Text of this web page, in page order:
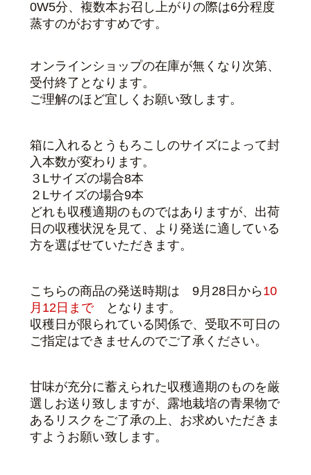
0W5分、複数本お召し上がりの際は6分程度
蒸すのがおすすめです。
オンラインショップの在庫が無くなり次第、
受付終了となります。
ご理解のほど宜しくお願い致します。
箱に入れるとうもろこしのサイズによって封
入本数が変わります。
３Lサイズの場合8本
２Lサイズの場合9本
どれも収穫適期のものではありますが、出荷
日の収穫状況を見て、より発送に適している
方を選ばせていただきます。
こちらの商品の発送時期は 9月28日から 10
月12日までとなります。
収穫日が限られている関係で、受取不可日の
ご指定はできませんのでご了承ください。
甘味が充分に蓄えられた収穫適期のものを厳
選しお送り致しますが、露地栽培の青果物で
あるリスクをご了承の上、お求めいただきま
すようお願い致します。